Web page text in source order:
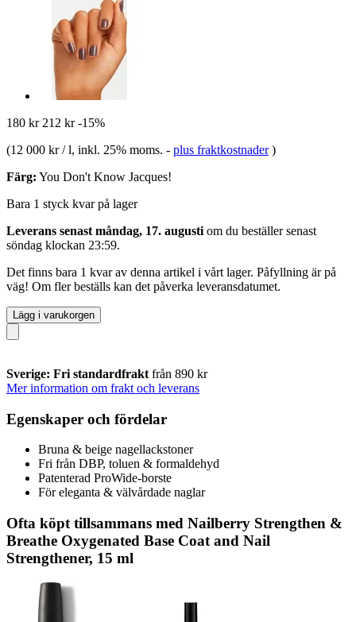
180 kr 212 kr -15%
(12 000 kr / l, inkl. 25% moms. - plus fraktkostnader )
Färg: You Don't Know Jacques!
Bara 1 styck kvar på lager
Leverans senast måndag, 17. augusti om du beställer senast
söndag klockan 23:59.
Det finns bara 1 kvar av denna artikel i vårt lager. Påfyllning är på
väg! Om fler beställs kan det påverka leveransdatumet.
Lägg i varukorgen
Sverige: Fri standardfrakt från 890 kr
Mer information om frakt och leverans
Egenskaper och fördelar
Bruna & beige nagellackstoner
Fri från DBP, toluen & formaldehyd
Patenterad ProWide-borste
För eleganta & välvårdade naglar
Ofta köpt tillsammans med Nailberry Strengthen &
Breathe Oxygenated Base Coat and Nail
Strengthener, 15 ml